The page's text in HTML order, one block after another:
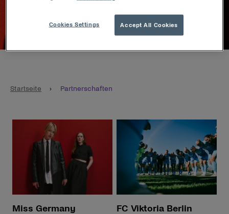
Startseite › Partnerschaften
Miss Germany FC Viktoria Berlin
Accept All Cookies
Cookies Settings